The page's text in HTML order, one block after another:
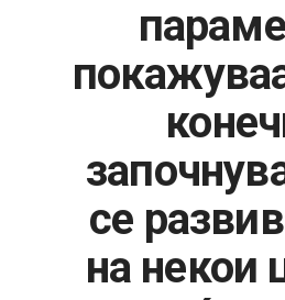
БАНКАРСТВО
ЖИВОТ
се
на некои